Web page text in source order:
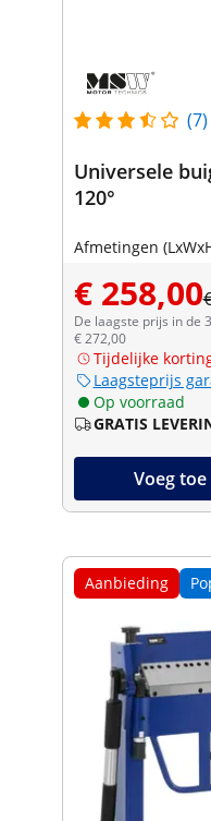
(7)
Universele
120°
Afmetingen
€ 258,00
De laagste prijs in de
€ 272,00
Tijdelijke
Laagsteprijs
Op voorraad
GRATIS
Voeg
Aanbieding